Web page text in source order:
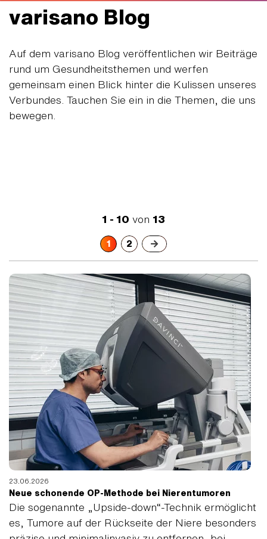
varisano Blog
Auf dem varisano Blog veröffentlichen wir Beiträge
rund um Gesundheitsthemen und werfen
gemeinsam einen Blick hinter die Kulissen unseres
Verbundes. Tauchen Sie ein in die Themen, die uns
bewegen.
1 - 10 von 13
1 2
23.06.2026
Neue schonende OP-Methode bei Nierentumoren
Die sogenannte „Upside-down“-Technik ermöglicht
es, Tumore auf der Rückseite der Niere besonders